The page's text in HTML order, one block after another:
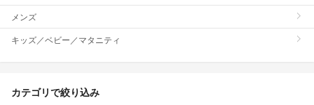
メンズ
キッズ／ベビー／マタニティ
カテゴリで絞り込み